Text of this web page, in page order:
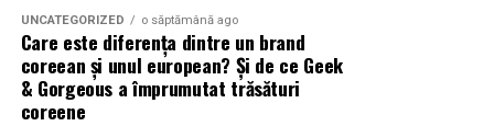
mai mult
Corpul se descurcă, în general. Stă, respiră, suportă
zgomotul. Mintea, însă, e altceva. Ea o ia razna când nu
UNCATEGORIZED o săptămână ago
Care este diferența dintre un brand
coreean și unul european? Și de ce Geek
& Gorgeous a împrumutat trăsături
coreene